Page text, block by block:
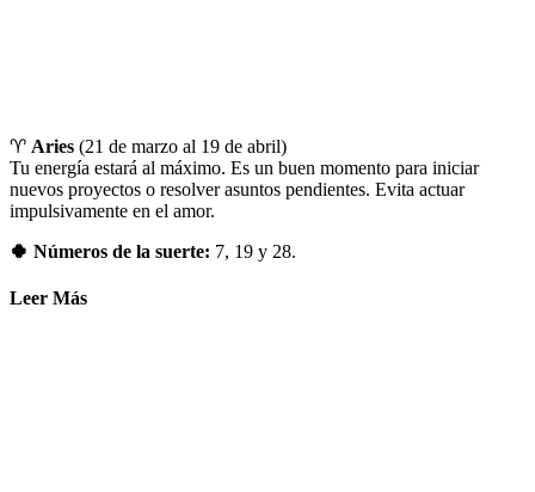
♈ Aries (21 de marzo al 19 de abril)
Tu energía estará al máximo. Es un buen momento para iniciar
nuevos proyectos o resolver asuntos pendientes. Evita actuar
impulsivamente en el amor.
🍀 Números de la suerte: 7, 19 y 28.
Leer Más